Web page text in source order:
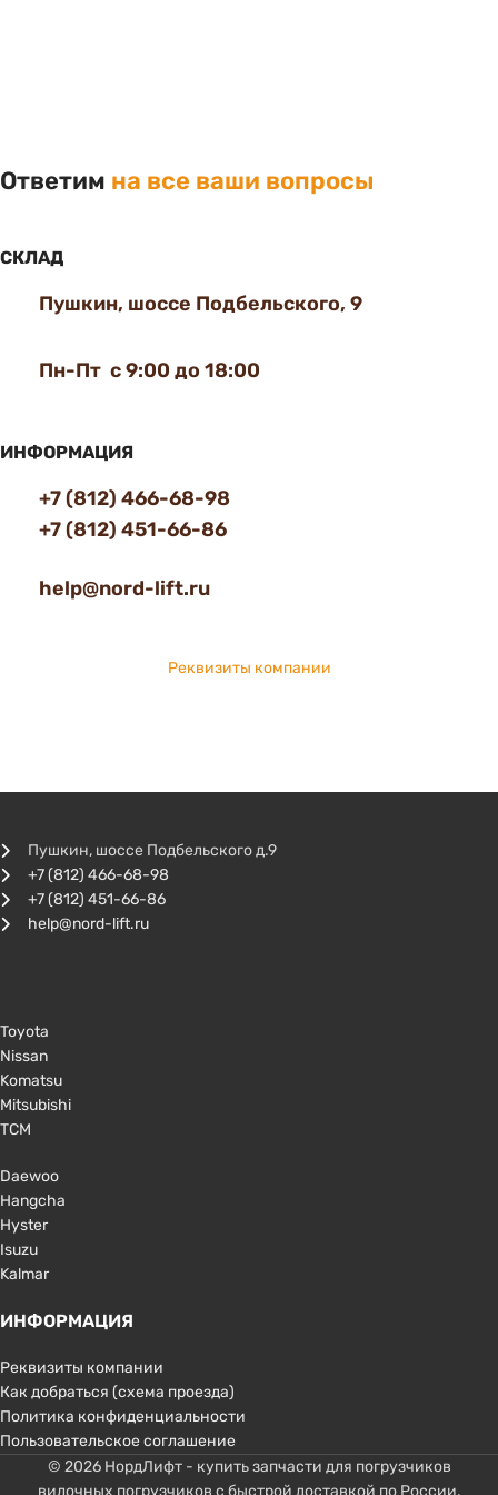
Ответим на все ваши вопросы
СКЛАД
Пушкин, шоссе Подбельского, 9
Пн-Пт с 9:00 до 18:00
ИНФОРМАЦИЯ
+7 (812) 466-68-98
+7 (812) 451-66-86
help@nord-lift.ru
Реквизиты компании
Пушкин, шоссе Подбельского д.9
+7 (812) 466-68-98
+7 (812) 451-66-86
help@nord-lift.ru
Toyota
Nissan
Komatsu
Mitsubishi
TCM
Daewoo
Hangcha
Hyster
Isuzu
Kalmar
ИНФОРМАЦИЯ
Реквизиты компании
Как добраться (схема проезда)
Политика конфиденциальности
Пользовательское соглашение
© 2026 НордЛифт - купить запчасти для погрузчиков